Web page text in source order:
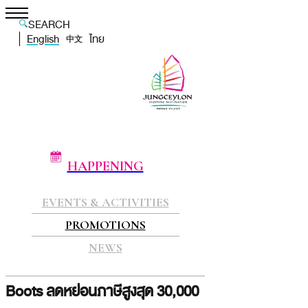
SEARCH
English
中文 ไทย
HAPPENING
EVENTS & ACTIVITIES
PROMOTIONS
NEWS
Boots ลดหย่อนภาษีสูงสุด 30,000